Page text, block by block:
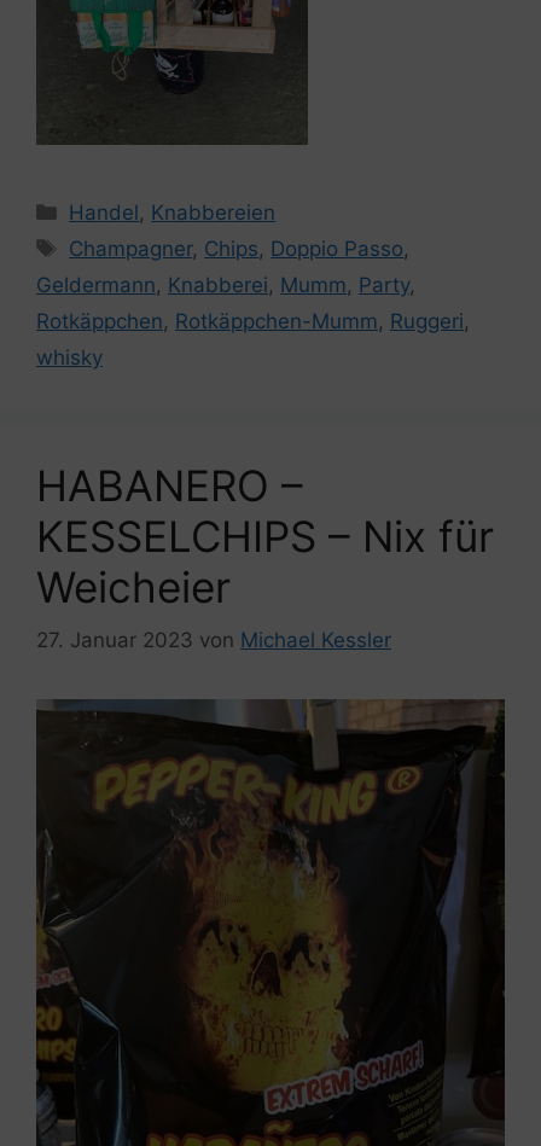
Kategorien
Handel, Knabbereien
Schlagwörter
Champagner, Chips, Doppio Passo,
Geldermann, Knabberei, Mumm, Party,
Rotkäppchen, Rotkäppchen-Mumm, Ruggeri,
whisky
HABANERO –
KESSELCHIPS – Nix für
Weicheier
27. Januar 2023 von Michael Kessler